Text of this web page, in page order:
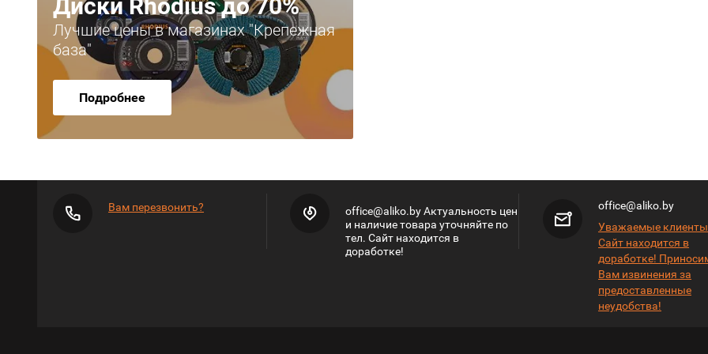
Диски Rhodius до 70%
Лучшие цены в магазинах "Крепежная
база"
Подробнее
Вам перезвонить?
office@aliko.by Актуальность цен
и наличие товара уточняйте по
тел. Сайт находится в
доработке!
office@aliko.by
Уважаемые
Сайт находится в
доработке!
Вам извинения за
предоставленные
неудобства!